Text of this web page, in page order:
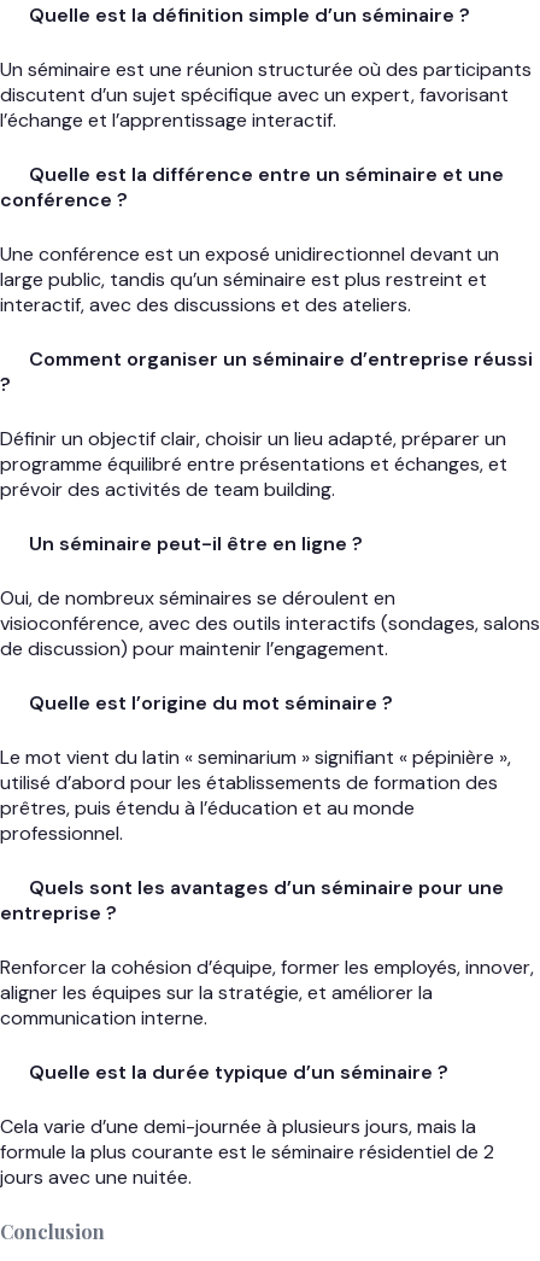
Quelle est la définition simple d’un séminaire ?
Un séminaire est une réunion structurée où des participants
discutent d’un sujet spécifique avec un expert, favorisant
l’échange et l’apprentissage interactif.
Quelle est la différence entre un séminaire et une
conférence ?
Une conférence est un exposé unidirectionnel devant un
large public, tandis qu’un séminaire est plus restreint et
interactif, avec des discussions et des ateliers.
Comment organiser un séminaire d’entreprise réussi
?
Définir un objectif clair, choisir un lieu adapté, préparer un
programme équilibré entre présentations et échanges, et
prévoir des activités de team building.
Un séminaire peut-il être en ligne ?
Oui, de nombreux séminaires se déroulent en
visioconférence, avec des outils interactifs (sondages, salons
de discussion) pour maintenir l’engagement.
Quelle est l’origine du mot séminaire ?
Le mot vient du latin « seminarium » signifiant « pépinière »,
utilisé d’abord pour les établissements de formation des
prêtres, puis étendu à l’éducation et au monde
professionnel.
Quels sont les avantages d’un séminaire pour une
entreprise ?
Renforcer la cohésion d’équipe, former les employés, innover,
aligner les équipes sur la stratégie, et améliorer la
communication interne.
Quelle est la durée typique d’un séminaire ?
Cela varie d’une demi-journée à plusieurs jours, mais la
formule la plus courante est le séminaire résidentiel de 2
jours avec une nuitée.
Conclusion